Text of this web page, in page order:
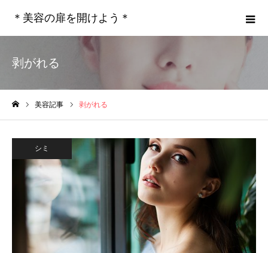
＊美容の扉を開けよう＊
剥がれる
美容記事 剥がれる
シミ